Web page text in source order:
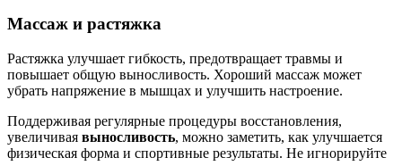
Массаж и растяжка
Растяжка улучшает гибкость, предотвращает травмы и
повышает общую выносливость. Хороший массаж может
убрать напряжение в мышцах и улучшить настроение.
Поддерживая регулярные процедуры восстановления,
увеличивая выносливость, можно заметить, как улучшается
физическая форма и спортивные результаты. Не игнорируйте